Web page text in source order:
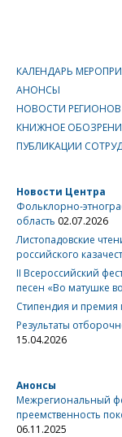
КАЛЕНДАРЬ
АНОНСЫ
НОВОСТИ РЕГИОНОВ
КНИЖНОЕ
ПУБЛИКАЦИИ
Новости Центра
Фольклорно-
область 02.07.2026
Листопадовские
российского
II Всероссийский
песен «Во матушке
Стипендия и премия
Результаты
15.04.2026
Анонсы
Межрегиональный
преемственность
06.11.2025